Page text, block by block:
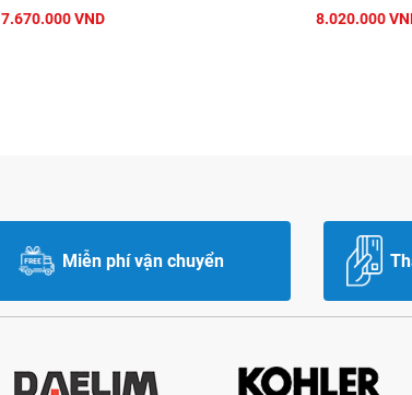
7.670.000 VND 8.020.000
Miễn phí vận chuyển